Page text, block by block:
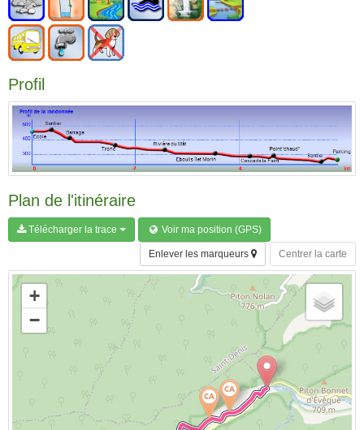
Profil
Plan de l'itinéraire
Télécharger la trace Voir ma position (GPS)
Centrer la carte
Enlever les marqueurs
+
−